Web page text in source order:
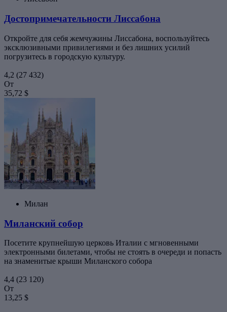
Достопримечательности Лиссабона
Откройте для себя жемчужины Лиссабона, воспользуйтесь
эксклюзивными привилегиями и без лишних усилий
погрузитесь в городскую культуру.
4,2 (27 432)
От
35,72 $
Милан
Миланский собор
Посетите крупнейшую церковь Италии с мгновенными
электронными билетами, чтобы не стоять в очереди и попасть
на знаменитые крыши Миланского собора
4,4 (23 120)
От
13,25 $